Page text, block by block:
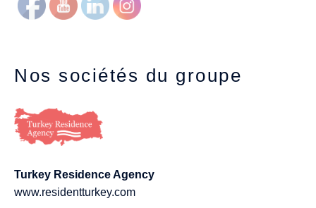
Nos sociétés du groupe
Turkey Residence Agency
www.residentturkey.com